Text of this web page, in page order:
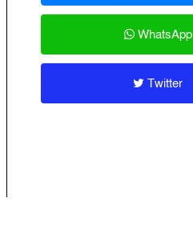
WhatsApp
Twitter